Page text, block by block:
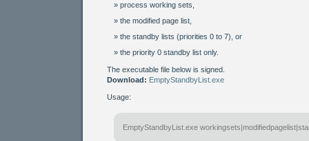
process working sets,
the modified page list,
the standby lists (priorities 0 to 7), or
the priority 0 standby list only.
The executable file below is signed.
Download: EmptyStandbyList.exe
Usage:
EmptyStandbyList.exe